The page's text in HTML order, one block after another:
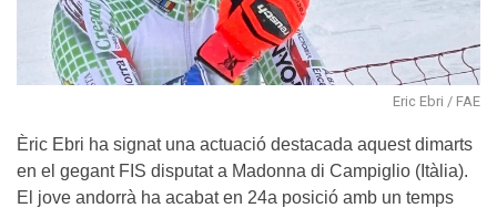
Eric Ebri / FAE
Èric Ebri ha signat una actuació destacada aquest dimarts
en el gegant FIS disputat a Madonna di Campiglio (Itàlia).
El jove andorrà ha acabat en 24a posició amb un temps